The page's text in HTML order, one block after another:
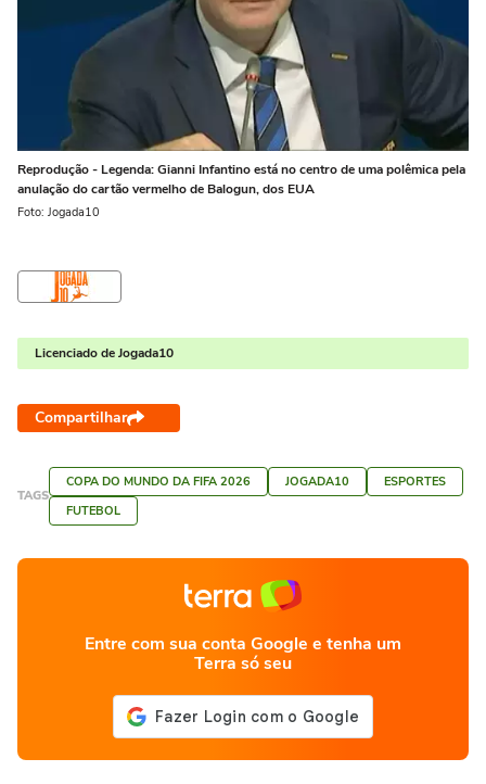
Reprodução - Legenda: Gianni Infantino está no centro de uma polêmica pela
anulação do cartão vermelho de Balogun, dos EUA
Foto: Jogada10
Licenciado de Jogada10
Compartilhar
TAGS
COPA DO MUNDO DA FIFA 2026 JOGADA10
ESPORTES
FUTEBOL
Entre com sua conta Google e tenha um
Terra só seu